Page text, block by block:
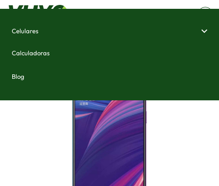
Celulares
Calculadoras
Blog